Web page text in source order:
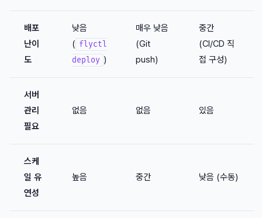
배포
난이
도
낮음
( flyctl
deploy )
매우 낮음
(Git
push)
중간
(CI/CD 직
접 구성)
서버
관리
필요
없음 없음 있음
스케
일 유
연성
높음 중간 낮음 (수동)